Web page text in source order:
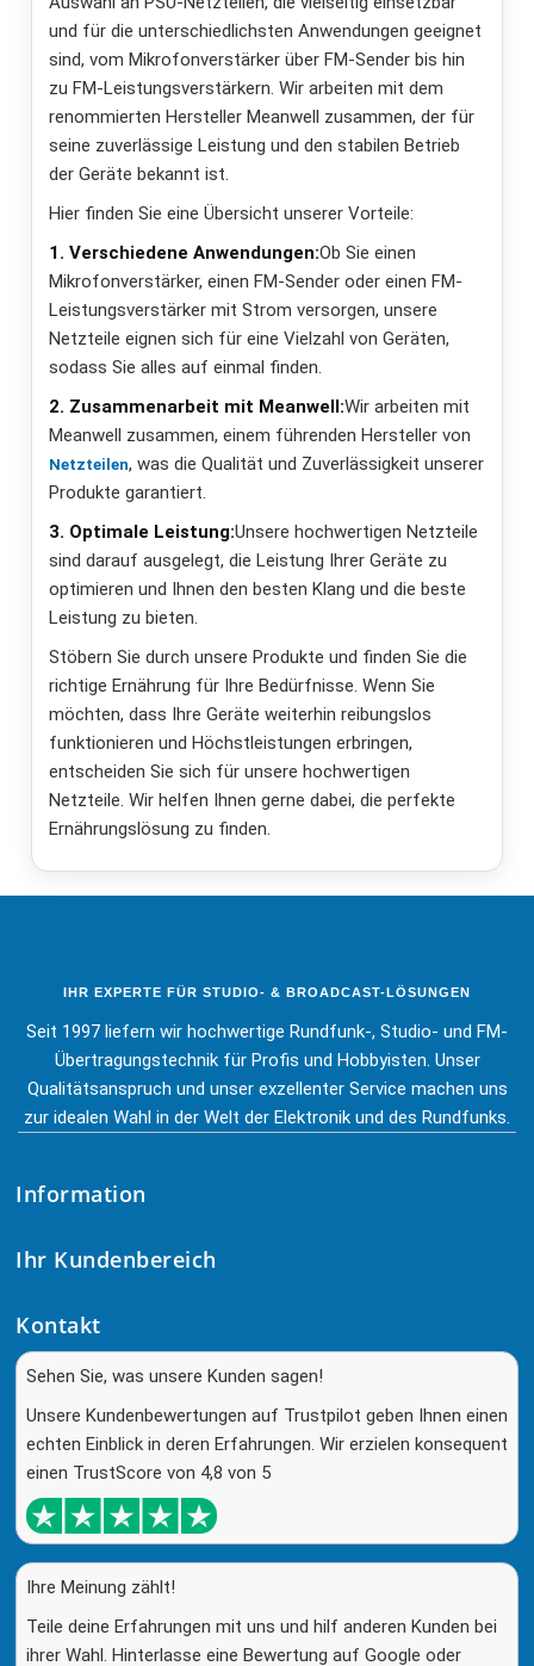
und für die unterschiedlichsten Anwendungen geeignet
sind, vom Mikrofonverstärker über FM-Sender bis hin
zu FM-Leistungsverstärkern. Wir arbeiten mit dem
renommierten Hersteller Meanwell zusammen, der für
seine zuverlässige Leistung und den stabilen Betrieb
der Geräte bekannt ist.
Hier finden Sie eine Übersicht unserer Vorteile:
1. Verschiedene Anwendungen:Ob Sie einen
Mikrofonverstärker, einen FM-Sender oder einen FM-
Leistungsverstärker mit Strom versorgen, unsere
Netzteile eignen sich für eine Vielzahl von Geräten,
sodass Sie alles auf einmal finden.
2. Zusammenarbeit mit Meanwell:Wir arbeiten mit
Meanwell zusammen, einem führenden Hersteller von
Netzteilen, was die Qualität und Zuverlässigkeit unserer
Produkte garantiert.
3. Optimale Leistung:Unsere hochwertigen Netzteile
sind darauf ausgelegt, die Leistung Ihrer Geräte zu
optimieren und Ihnen den besten Klang und die beste
Leistung zu bieten.
Stöbern Sie durch unsere Produkte und finden Sie die
richtige Ernährung für Ihre Bedürfnisse. Wenn Sie
möchten, dass Ihre Geräte weiterhin reibungslos
funktionieren und Höchstleistungen erbringen,
entscheiden Sie sich für unsere hochwertigen
Netzteile. Wir helfen Ihnen gerne dabei, die perfekte
Ernährungslösung zu finden.
IHR EXPERTE FÜR STUDIO- & BROADCAST-LÖSUNGEN
Seit 1997 liefern wir hochwertige Rundfunk-, Studio- und FM-
Übertragungstechnik für Profis und Hobbyisten. Unser
Qualitätsanspruch und unser exzellenter Service machen uns
zur idealen Wahl in der Welt der Elektronik und des Rundfunks.
Information
Ihr Kundenbereich
Kontakt
Sehen Sie, was unsere Kunden sagen!
Unsere Kundenbewertungen auf Trustpilot geben Ihnen einen
echten Einblick in deren Erfahrungen. Wir erzielen konsequent
einen TrustScore von 4,8 von 5
Ihre Meinung zählt!
Teile deine Erfahrungen mit uns und hilf anderen Kunden bei
ihrer Wahl. Hinterlasse eine Bewertung auf Google oder